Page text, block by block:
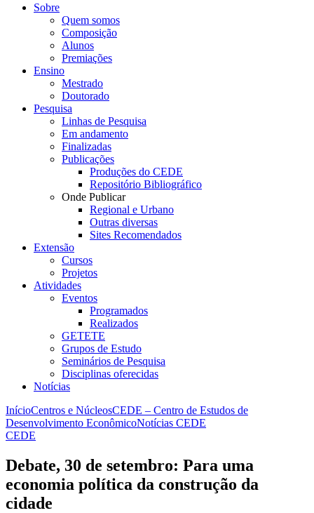
Sobre
Quem somos
Composição
Alunos
Premiações
Ensino
Mestrado
Doutorado
Pesquisa
Linhas de Pesquisa
Em andamento
Finalizadas
Publicações
Produções do CEDE
Repositório Bibliográfico
Onde Publicar
Regional e Urbano
Outras diversas
Sites Recomendados
Extensão
Cursos
Projetos
Atividades
Eventos
Programados
Realizados
GETETE
Grupos de Estudo
Seminários de Pesquisa
Disciplinas oferecidas
Notícias
InícioCentros e NúcleosCEDE – Centro de Estudos de
Desenvolvimento EconômicoNotícias CEDE
CEDE
Debate, 30 de setembro: Para uma
economia política da construção da
cidade